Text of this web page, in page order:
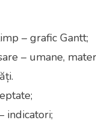
– grafic Gantt;
– umane,
indicatori;